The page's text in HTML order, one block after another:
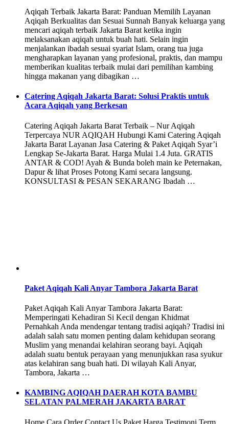
Aqiqah Terbaik Jakarta Barat: Panduan Memilih Layanan
Aqiqah Berkualitas dan Sesuai Sunnah Banyak keluarga yang
mencari aqiqah terbaik Jakarta Barat ketika ingin
melaksanakan aqiqah untuk buah hati. Selain ingin
menjalankan ibadah sesuai syariat Islam, orang tua juga
mengharapkan layanan yang profesional, praktis, dan mampu
memberikan kualitas terbaik mulai dari pemilihan kambing
hingga makanan yang dibagikan …
Catering Aqiqah Jakarta Barat: Solusi Praktis untuk
Acara Aqiqah yang Berkesan
Catering Aqiqah Jakarta Barat Terbaik – Nur Aqiqah
Terpercaya NUR AQIQAH Hubungi Kami Catering Aqiqah
Jakarta Barat Layanan Jasa Catering & Paket Aqiqah Syar’i
Lengkap Se-Jakarta Barat. Harga Mulai 1.4 Juta. GRATIS
ANTAR & COD! Ayah & Bunda boleh main ke Peternakan,
Dapur & lihat Proses Potong Kami secara langsung.
KONSULTASI & PESAN SEKARANG Ibadah …
Paket Aqiqah Kali Anyar Tambora Jakarta Barat
Paket Aqiqah Kali Anyar Tambora Jakarta Barat:
Memperingati Kehadiran Si Kecil dengan Khidmat
Pernahkah Anda mendengar tentang tradisi aqiqah? Tradisi ini
adalah salah satu momen penting dalam kehidupan seorang
Muslim yang menandai kelahiran seorang bayi. Aqiqah
adalah suatu bentuk perayaan yang menunjukkan rasa syukur
atas kelahiran sang buah hati. Di wilayah Kali Anyar,
Tambora, Jakarta …
KAMBING AQIQAH DAERAH KOTA BAMBU
SELATAN PALMERAH JAKARTA BARAT
Home Cara Order Contact Us Paket Harga Testimoni Term